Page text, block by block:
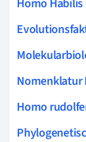
Nomenklatur
Homo